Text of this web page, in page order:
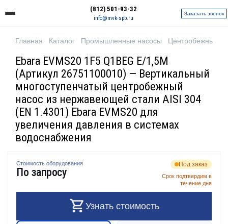
(812) 501-93-32
info@mvk-spb.ru
Заказать звонок
Главная Каталог Промышленные насосы Центробежные
Ebara EVMS20 1F5 Q1BEG E/1,5M
(Артикул 26751100010) — Вертикальный
многоступенчатый центробежный
насос из нержавеющей стали AISI 304
(EN 1.4301) Ebara EVMS20 для
увеличения давления в системах
водоснабжения
Стоимость оборудования
По запросу
Под заказ
Срок подтвердим в
течение дня
Узнать стоимость